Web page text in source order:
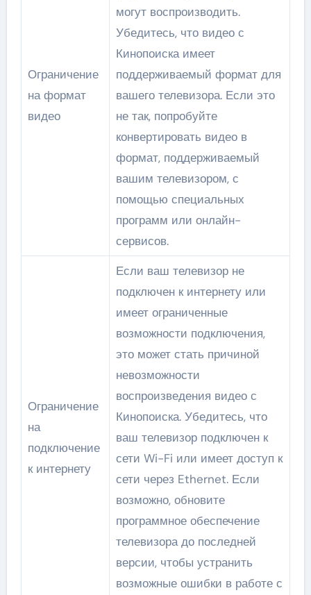
Ограничение
на формат
видео
могут воспроизводить.
Убедитесь, что видео с
Кинопоиска имеет
поддерживаемый формат для
вашего телевизора. Если это
не так, попробуйте
конвертировать видео в
формат, поддерживаемый
вашим телевизором, с
помощью специальных
программ или онлайн-
сервисов.
Ограничение
на
подключение
к интернету
Если ваш телевизор не
подключен к интернету или
имеет ограниченные
возможности подключения,
это может стать причиной
невозможности
воспроизведения видео с
Кинопоиска. Убедитесь, что
ваш телевизор подключен к
сети Wi-Fi или имеет доступ к
сети через Ethernet. Если
возможно, обновите
программное обеспечение
телевизора до последней
версии, чтобы устранить
возможные ошибки в работе с